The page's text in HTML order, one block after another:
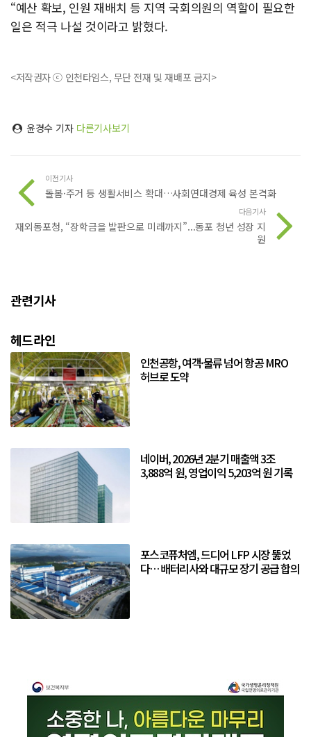
“예산 확보, 인원 재배치 등 지역 국회의원의 역할이 필요한
일은 적극 나설 것이라고 밝혔다.
<저작권자 ⓒ 인천타임스, 무단 전재 및 재배포 금지>
윤경수 기자 다른기사보기
이전기사
돌봄·주거 등 생활서비스 확대…사회연대경제 육성 본격화
다음기사
재외동포청, “장학금을 발판으로 미래까지”...동포 청년 성장 지
원
관련기사
헤드라인
인천공항, 여객·물류 넘어 항공 MRO
허브로 도약
네이버, 2026년 2분기 매출액 3조
3,888억 원, 영업이익 5,203억 원 기록
포스코퓨처엠, 드디어 LFP 시장 뚫었
다… 배터리사와 대규모 장기 공급 합의